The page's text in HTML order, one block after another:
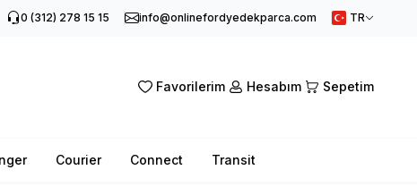
0 (312) 278 15 15 info@onlinefordyedekparca.com TR
Favorilerim Hesabım Sepetim
Courier Connect Transit